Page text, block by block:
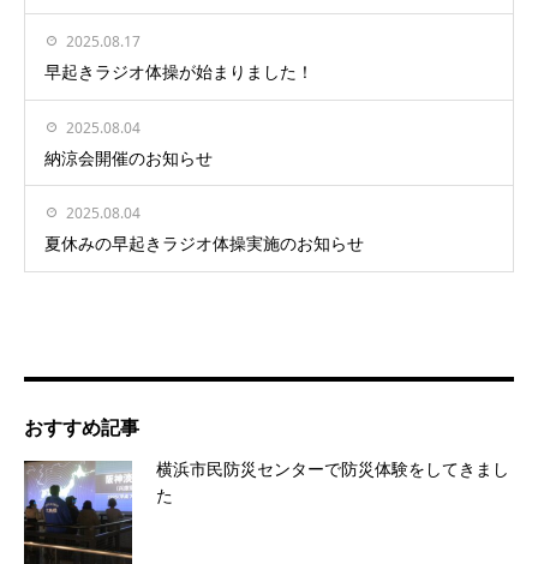
2025.08.17
早起きラジオ体操が始まりました！
2025.08.04
納涼会開催のお知らせ
2025.08.04
夏休みの早起きラジオ体操実施のお知らせ
おすすめ記事
横浜市民防災センターで防災体験をしてきまし
た